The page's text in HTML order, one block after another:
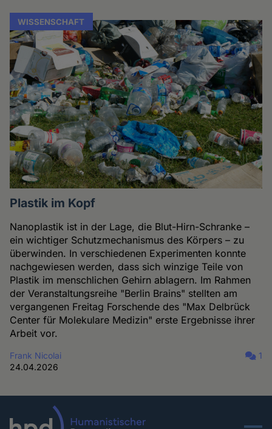
WISSENSCHAFT
Plastik im Kopf
Nanoplastik ist in der Lage, die Blut-Hirn-Schranke –
ein wichtiger Schutzmechanismus des Körpers – zu
überwinden. In verschiedenen Experimenten konnte
nachgewiesen werden, dass sich winzige Teile von
Plastik im menschlichen Gehirn ablagern. Im Rahmen
der Veranstaltungsreihe "Berlin Brains" stellten am
vergangenen Freitag Forschende des "Max Delbrück
Center für Molekulare Medizin" erste Ergebnisse ihrer
Arbeit vor.
Frank Nicolai
24.04.2026
1